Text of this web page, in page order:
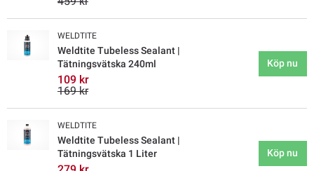
WELDTITE
Weldtite Tubeless Sealant |
Tätningsvätska 240ml
109 kr
169 kr
Köp nu
WELDTITE
Weldtite Tubeless Sealant |
Tätningsvätska 1 Liter
Köp nu